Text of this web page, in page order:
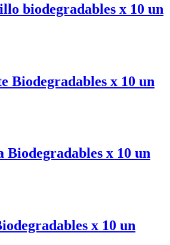
biodegradables x 10 un
Biodegradables x 10 un
Biodegradables x 10 un
x 10 un